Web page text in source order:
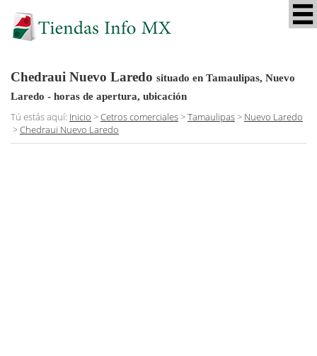
Chedraui Nuevo Laredo situado en Tamaulipas, Nuevo
Laredo - horas de apertura, ubicación
Tú estás aquí: Inicio >Cetros comerciales>Tamaulipas> Nuevo Laredo
>Chedraui Nuevo Laredo